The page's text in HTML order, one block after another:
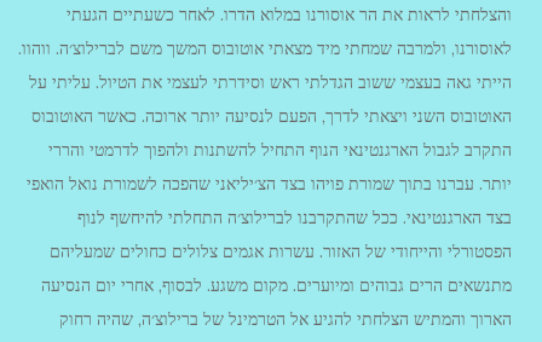
והצלחתי לראות את הר אוסורנו במלוא הדרו. לאחר כשעתיים הגעתי
לאוסורנו, ולמרבה שמחתי מיד מצאתי אוטובוס המשך משם לברילוצ׳ה. ווהוו.
הייתי גאה בעצמי ששוב הגדלתי ראש וסידרתי לעצמי את הטיול. עליתי על
האוטובוס השני ויצאתי לדרך, הפעם לנסיעה יותר ארוכה. כאשר האוטובוס
התקרב לגבול הארגנטינאי הנוף התחיל להשתנות ולהפוך לדרמטי והררי
יותר. עברנו בתוך שמורת פויהו בצד הצ׳יליאני שהפכה לשמורת נואל הואפי
בצד הארגנטינאי. ככל שהתקרבנו לברילוצ׳ה התחלתי להיחשף לנוף
הפסטורלי והייחודי של האזור. עשרות אגמים צלולים כחולים שמעליהם
מתנשאים הרים גבוהים ומיוערים. מקום משגע. לבסוף, אחרי יום הנסיעה
הארוך והמתיש הצלחתי להגיע אל הטרמינל של ברילוצ׳ה, שהיה רחוק